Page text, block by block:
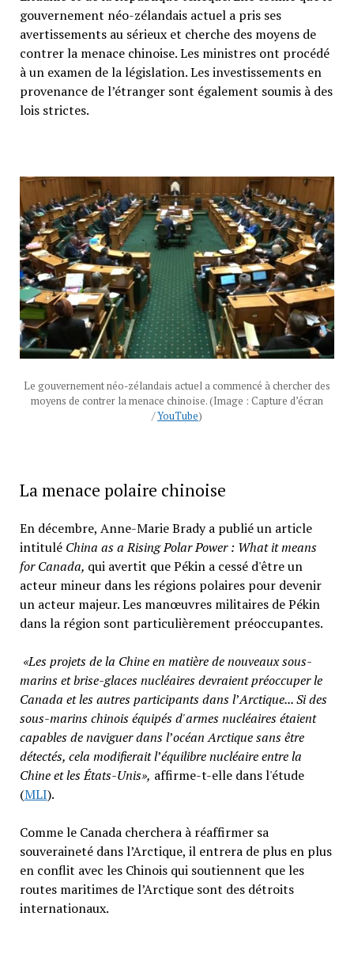
gouvernement néo-zélandais actuel a pris ses
avertissements au sérieux et cherche des moyens de
contrer la menace chinoise. Les ministres ont procédé
à un examen de la législation. Les investissements en
provenance de l’étranger sont également soumis à des
lois strictes.
Le gouvernement néo-zélandais actuel a commencé à chercher des
moyens de contrer la menace chinoise. (Image : Capture d’écran
/YouTube)
La menace polaire chinoise
En décembre, Anne-Marie Brady a publié un article
intitulé China as a Rising Polar Power : What it means
for Canada, qui avertit que Pékin a cessé d'être un
acteur mineur dans les régions polaires pour devenir
un acteur majeur. Les manœuvres militaires de Pékin
dans la région sont particulièrement préoccupantes.
«Les projets de la Chine en matièrede nouveaux sous-
marins et brise-glaces nucléaires devraient préoccuper le
Canada et les autres participants dans l’Arctique... Si des
sous-marins chinois équipés d'armes nucléaires étaient
capables de naviguer dans l’océan Arctique sans être
détectés, cela modifierait l’équilibre nucléaire entre la
Chine et les États-Unis», affirme-t-elle dans l'étude
(MLI).
Comme le Canada cherchera à réaffirmer sa
souveraineté dans l’Arctique, il entrera de plus en plus
en conflit avec les Chinois qui soutiennent que les
routes maritimes de l’Arctique sont des détroits
internationaux.